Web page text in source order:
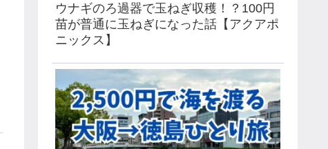
ウナギのろ過器で玉ねぎ収穫！？100円
苗が普通に玉ねぎになった話【アクアポ
ニックス】